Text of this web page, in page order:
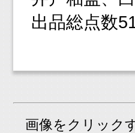
出品総点数
画像をクリック